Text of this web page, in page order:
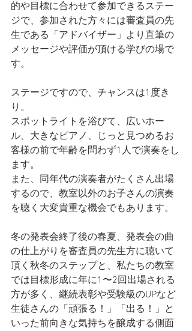
的や目標に合わせて参加できるステー
ジで、参加された方々には審査員の先
生である「アドバイザー」より直筆の
メッセージや評価が頂ける学びの場で
す。
ステージですので、チャンスは1度き
り。
スポットライトを浴びて、広いホー
ル、大きなピアノ、じっと見つめるお
客様の前で年齢を問わず1人で演奏をし
ます。
また、同年代の演奏者がたくさん出場
するので、教室以外のお子さんの演奏
を聴く大変貴重な機会でもあります。
冬の発表会終了後の春夏、発表会の曲
の仕上がりを審査員の先生方に聴いて
頂く秋冬のステップと、私たちの教室
では目標形成に年に1〜2回出場される
方が多く、継続表彰や受験級のUPなど
生徒さんの「頑張る！」「出る！」と
いった前向きな気持ちを醸成する側面